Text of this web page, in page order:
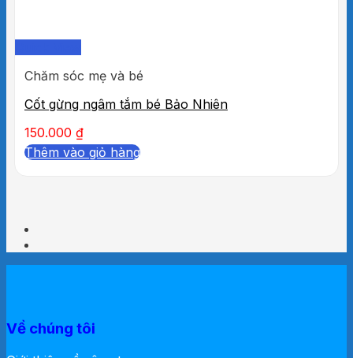
Chăm sóc mẹ và bé
Cốt gừng ngâm tắm bé Bảo Nhiên
150.000 ₫
Thêm vào giỏ hàng
Về chúng tôi